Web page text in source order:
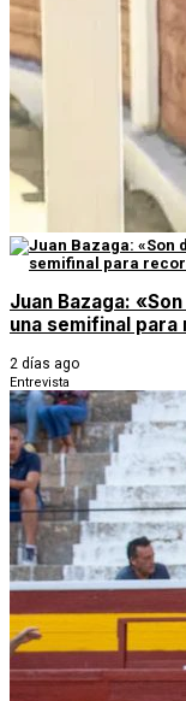
Juan Bazaga:
una semifinal
2 días ago
Entrevista